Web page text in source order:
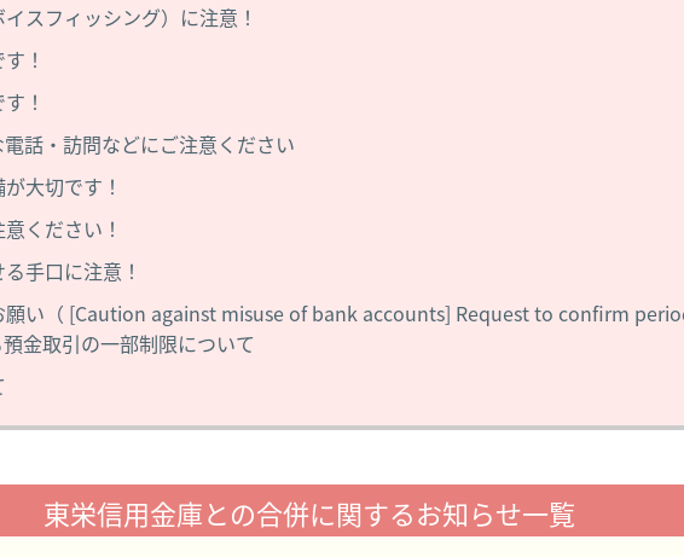
スフィッシング）に注意！
！
！
話・訪問などにご注意ください
大切です！
ください！
手口に注意！
願い（ [Caution against misuse of bank accounts] Request to confirm
金取引の一部制限について
東栄信用金庫との合併に関するお知らせ一覧